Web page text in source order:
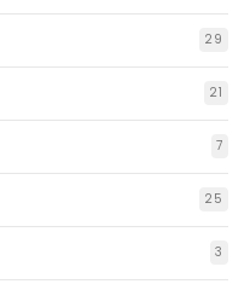
29
21
7
25
3